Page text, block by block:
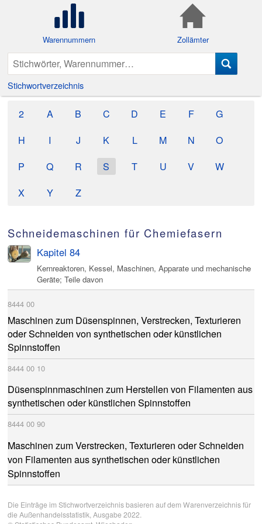
Warennummern Zollämter
Stichwortverzeichnis
2 A B C D E F
G
H
I J K L M N
O
P
Q R S T U V
W
X
Y Z
Schneidemaschinen für Chemiefasern
Kernreaktoren, Kessel, Maschinen, Apparate und mechanische
Geräte; Teile davon
Kapitel 84
8444 00
Maschinen zum Düsenspinnen, Verstrecken, Texturieren
oder Schneiden von synthetischen oder künstlichen
Spinnstoffen
8444 00 10
Düsenspinnmaschinen zum Herstellen von Filamenten aus
synthetischen oder künstlichen Spinnstoffen
8444 00 90
Maschinen zum Verstrecken, Texturieren oder Schneiden
von Filamenten aus synthetischen oder künstlichen
Spinnstoffen
Die Einträge im Stichwortverzeichnis basieren auf dem Warenverzeichnis für
die Außenhandelsstatistik, Ausgabe 2022.